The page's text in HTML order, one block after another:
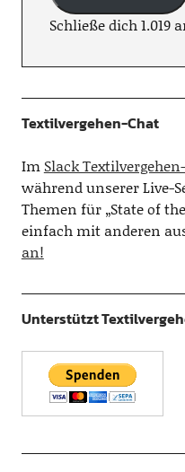
Schließe dich 1.019
Textilvergehen-Chat
Im Slack
während unserer Live-
Themen für „State of
einfach mit anderen
an!
Unterstützt